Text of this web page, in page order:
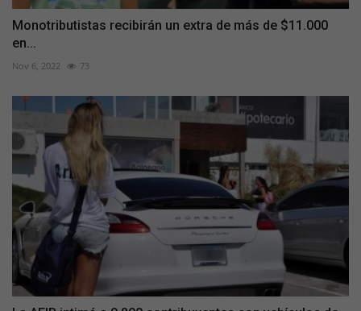
Monotributistas recibirán un extra de más de $11.000
en...
Nov 6, 2022 73